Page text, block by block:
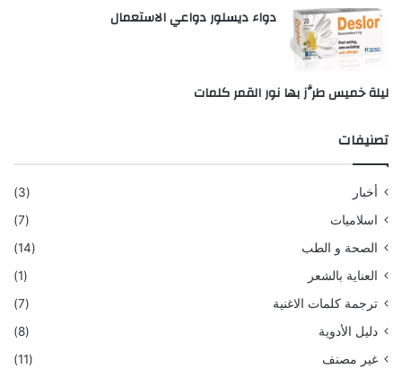
دواء ديسلور دواعي الاستعمال
ليلة خميس طرَّز بها نور القمر كلمات
تصنيفات
أخبار
(3)
اسلاميات
(7)
الصحة و الطب
(14)
العناية بالشعر
(1)
ترجمة كلمات الاغنية
(7)
دليل الأدوية
(8)
غير مصنف
(11)